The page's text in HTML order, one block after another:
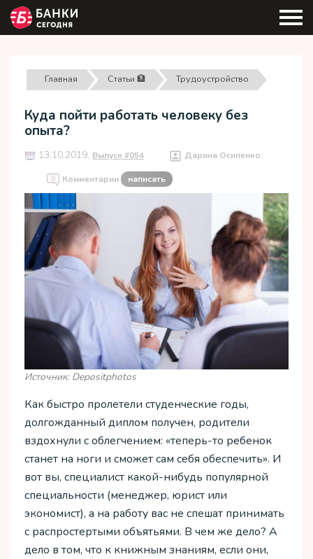
Главная Статьи 🏦 Трудоустройство
Куда пойти работать человеку без
опыта?
13.10.2019, Выпуск #054 Дарина Осипенко
Комментарии написать
Источник: Depositphotos
Как быстро пролетели студенческие годы,
долгожданный диплом получен, родители
вздохнули с облегчением: «теперь-то ребенок
станет на ноги и сможет сам себя обеспечить». И
вот вы, специалист какой-нибудь популярной
специальности (менеджер, юрист или
экономист), а на работу вас не спешат принимать
с распростертыми объятьями. В чем же дело? А
дело в том, что к книжным знаниям, если они,